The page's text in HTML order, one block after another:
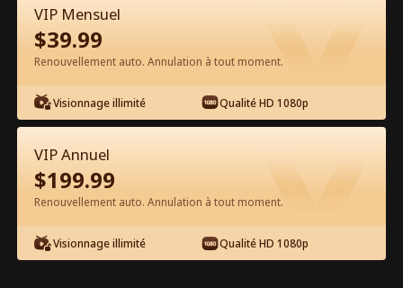
Épisode 20 - Argent, Robots et un
Joyeux 4 juillet Film complet
0-49 50-74 Tous les épisodes
VIP Mensuel
$39.99
Renouvellement auto. Annulation à tout moment.
Visionnage illimité Qualité HD 1080p
VIP Annuel
$199.99
Renouvellement auto. Annulation à tout moment.
Visionnage illimité Qualité HD 1080p